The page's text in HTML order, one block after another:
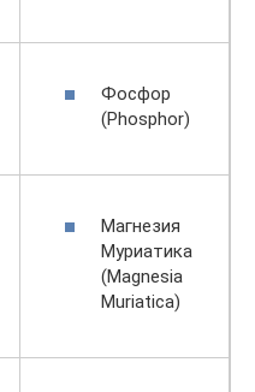
Фосфор
(Phosphor)
Магнезия
Муриатика
(Magnesia
Muriatica)